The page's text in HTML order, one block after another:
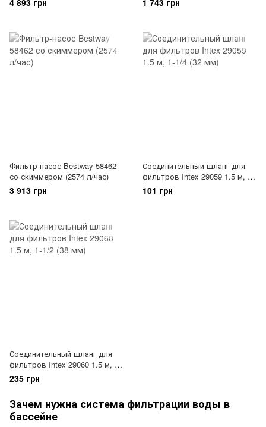
4 893 грн 1 743 грн
Фильтр-насос Bestway 58462
со скиммером (2574 л/час)
3 913 грн
Соединительный шланг для
фильтров Intex 29059 1.5 м, 1-
1/4 (32 мм)
101 грн
Соединительный шланг для
фильтров Intex 29060 1.5 м, 1-
1/2 (38 мм)
235 грн
Зачем нужна система фильтрации воды в
бассейне